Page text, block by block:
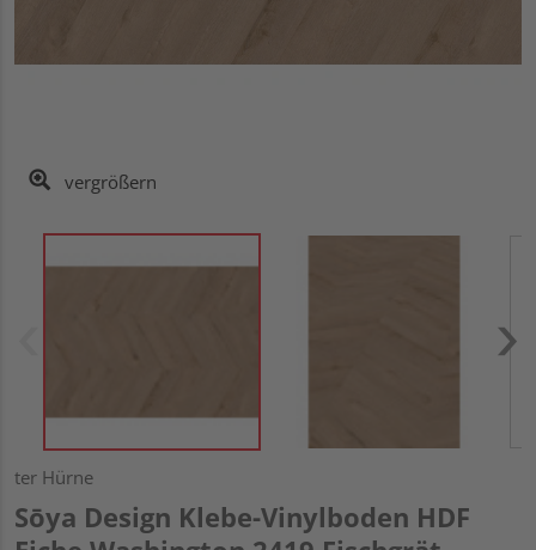
vergrößern
ter Hürne
Sōya Design Klebe-Vinylboden HDF